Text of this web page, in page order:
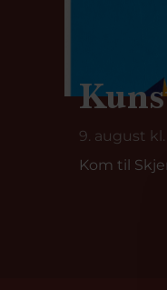
9. august kl.
Kom til